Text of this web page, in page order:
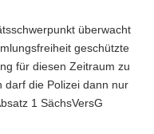
überwacht
geschützte
für diesen Zeitraum zu
darf die Polizei dann nur
1 SächsVersG